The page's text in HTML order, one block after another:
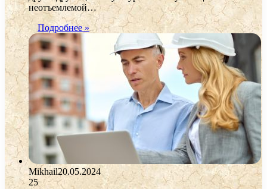
неотъемлемой…
Подробнее »
Mikhail20.05.2024
25